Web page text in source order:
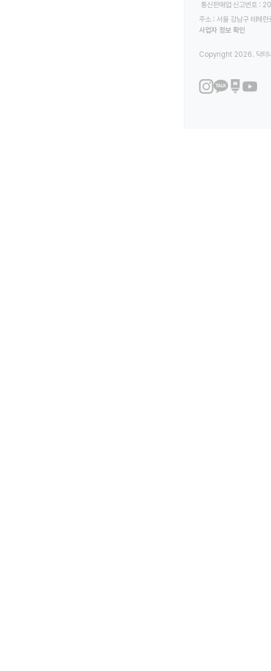
통신판매업 신고번호
주소 : 서울 강남구 테헤
사업자 정보 확인
Copyright 2026. 닥터